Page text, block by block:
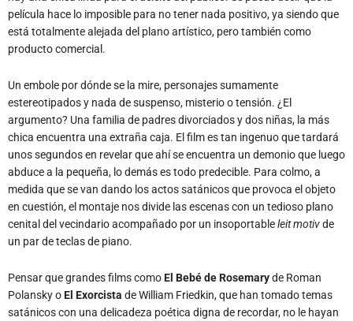
película hace lo imposible para no tener nada positivo, ya siendo que
está totalmente alejada del plano artístico, pero también como
producto comercial.
Un embole por dónde se la mire, personajes sumamente
estereotipados y nada de suspenso, misterio o tensión. ¿El
argumento? Una familia de padres divorciados y dos niñas, la más
chica encuentra una extraña caja. El film es tan ingenuo que tardará
unos segundos en revelar que ahí se encuentra un demonio que luego
abduce a la pequeña, lo demás es todo predecible. Para colmo, a
medida que se van dando los actos satánicos que provoca el objeto
en cuestión, el montaje nos divide las escenas con un tedioso plano
cenital del vecindario acompañado por un insoportableleit motivde
un par de teclas de piano.
Pensar que grandes films comoEl Bebé de Rosemaryde Roman
Polansky oEl Exorcista de William Friedkin, que han tomado temas
satánicos con una delicadeza poética digna de recordar, no le hayan